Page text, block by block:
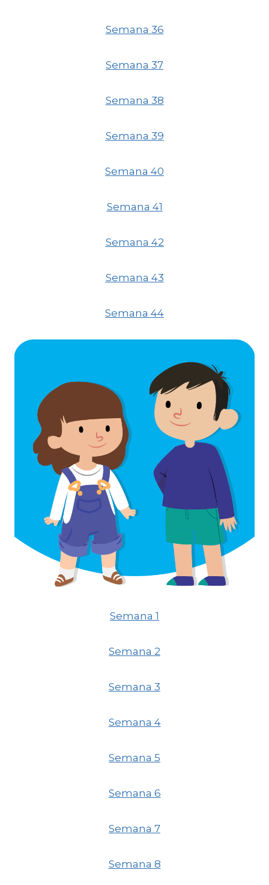
Semana 36
Semana 37
Semana 38
Semana 39
Semana 40
Semana 41
Semana 42
Semana 43
Semana 44
Semana 1
Semana 2
Semana 3
Semana 4
Semana 5
Semana 6
Semana 7
Semana 8